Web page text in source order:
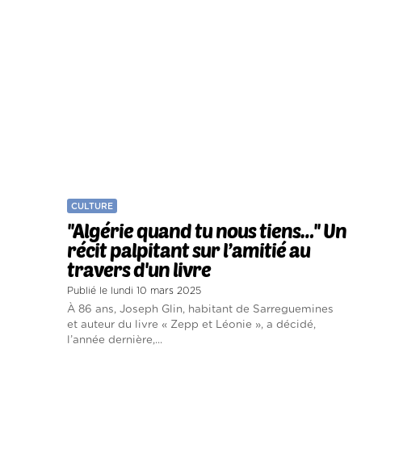
CULTURE
''Algérie quand tu nous tiens…'' Un
récit palpitant sur l’amitié au
travers d'un livre
Publié le lundi 10 mars 2025
À 86 ans, Joseph Glin, habitant de Sarreguemines
et auteur du livre « Zepp et Léonie », a décidé,
l’année dernière,...